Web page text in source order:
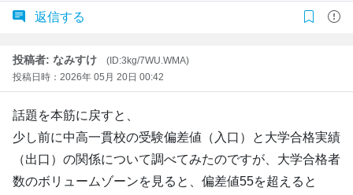
返信する
投稿者: なみすけ
(ID:3kg/7WU.WMA)
投稿日時：2026年 05月 20日 00:42
話題を本筋に戻すと、
少し前に中高一貫校の受験偏差値（入口）と大学合格実績
（出口）の関係について調べてみたのですが、大学合格者
数のボリュームゾーンを見ると、偏差値55を超えると